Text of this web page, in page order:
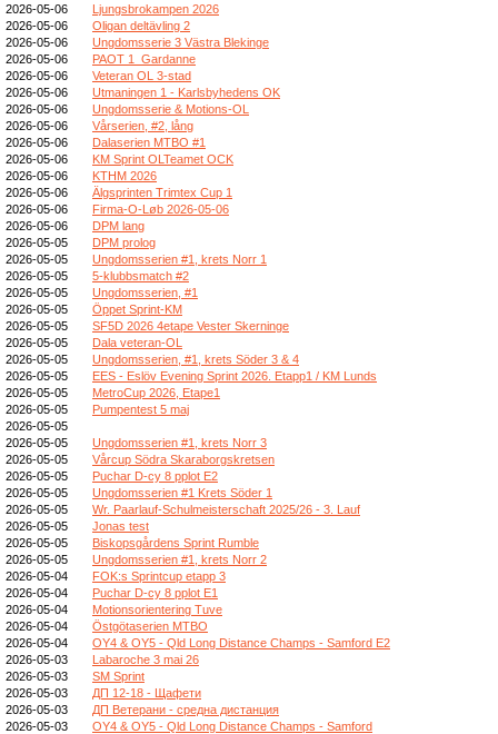
2026-05-06
Ljungsbrokampen 2026
2026-05-06
Oligan deltävling 2
2026-05-06
Ungdomsserie 3 Västra Blekinge
2026-05-06
PAOT 1_Gardanne
2026-05-06
Veteran OL 3-stad
2026-05-06
Utmaningen 1 - Karlsbyhedens OK
2026-05-06
Ungdomsserie & Motions-OL
2026-05-06
Vårserien, #2, lång
2026-05-06
Dalaserien MTBO #1
2026-05-06
KM Sprint OLTeamet OCK
2026-05-06
KTHM 2026
2026-05-06
Älgsprinten Trimtex Cup 1
2026-05-06
Firma-O-Løb 2026-05-06
2026-05-06
DPM lang
2026-05-05
DPM prolog
2026-05-05
Ungdomsserien #1, krets Norr 1
2026-05-05
5-klubbsmatch #2
2026-05-05
Ungdomsserien, #1
2026-05-05
Öppet Sprint-KM
2026-05-05
SF5D 2026 4etape Vester Skerninge
2026-05-05
Dala veteran-OL
2026-05-05
Ungdomsserien, #1, krets Söder 3 & 4
2026-05-05
EES - Eslöv Evening Sprint 2026. Etapp1 / KM Lunds
2026-05-05
MetroCup 2026, Etape1
2026-05-05
Pumpentest 5 maj
2026-05-05
2026-05-05
Ungdomsserien #1, krets Norr 3
2026-05-05
Vårcup Södra Skaraborgskretsen
2026-05-05
Puchar D-cy 8 pplot E2
2026-05-05
Ungdomsserien #1 Krets Söder 1
2026-05-05
Wr. Paarlauf-Schulmeisterschaft 2025/26 - 3. Lauf
2026-05-05
Jonas test
2026-05-05
Biskopsgårdens Sprint Rumble
2026-05-05
Ungdomsserien #1, krets Norr 2
2026-05-04
FOK:s Sprintcup etapp 3
2026-05-04
Puchar D-cy 8 pplot E1
2026-05-04
Motionsorientering Tuve
2026-05-04
Östgötaserien MTBO
2026-05-04
OY4 & OY5 - Qld Long Distance Champs - Samford E2
2026-05-03
Labaroche 3 mai 26
2026-05-03
SM Sprint
2026-05-03
ДП 12-18 - Щафети
2026-05-03
ДП Ветерани - средна дистанция
2026-05-03
OY4 & OY5 - Qld Long Distance Champs - Samford